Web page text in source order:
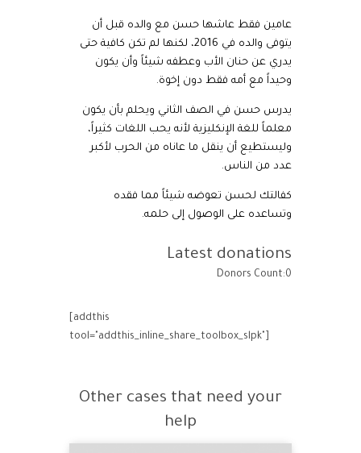
عامين فقط عاشها حسن مع والده قبل أن
يتوفى والده في 2016، لكنها لم تكن كافية حتى
يدري عن حنان الأب وعطفه شيئاً وأن يكون
وحيداً مع أمه فقط دون إخوة.
يدرس حسن في الصف الثاني ويحلم بأن يكون
معلماً للغة الإنكليزية لأنه يحب اللغات كثيراً،
وليستطيع أن ينقل ما عاناه من الحرب لأكبر
عدد من الناس.
كفالتك لحسن تعوضه شيئاً مما فقده
وتساعده على الوصول إلى حلمه.
Latest donations
Donors Count:0
[addthis
tool="addthis_inline_share_toolbox_slpk"]
Other cases that need your
help